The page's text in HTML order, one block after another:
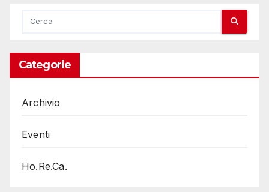
Categorie
Archivio
Eventi
Ho.Re.Ca.